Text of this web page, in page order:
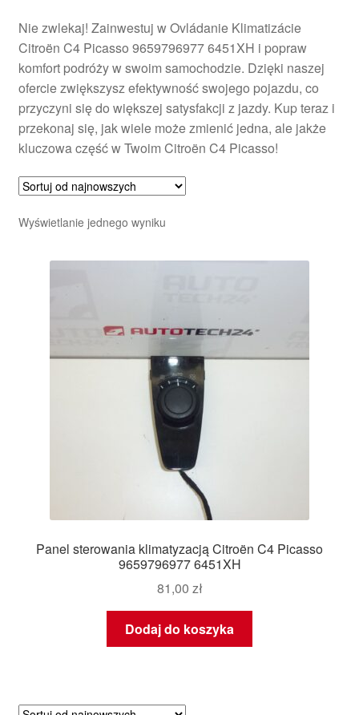
Nie zwlekaj! Zainwestuj w Ovládanie Klimatizácie
Citroën C4 Picasso 9659796977 6451XH i popraw
komfort podróży w swoim samochodzie. Dzięki naszej
ofercie zwiększysz efektywność swojego pojazdu, co
przyczyni się do większej satysfakcji z jazdy. Kup teraz i
przekonaj się, jak wiele może zmienić jedna, ale jakże
kluczowa część w Twoim Citroën C4 Picasso!
Wyświetlanie jednego wyniku
Panel sterowania klimatyzacją Citroën C4 Picasso
9659796977 6451XH
81,00 zł
Dodaj do koszyka